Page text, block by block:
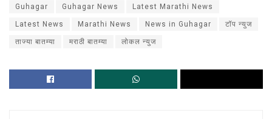
Guhagar Guhagar News Latest Marathi News
Latest News Marathi News News in Guhagar टॉप न्युज
ताज्या बातम्या मराठी बातम्या लोकल न्युज